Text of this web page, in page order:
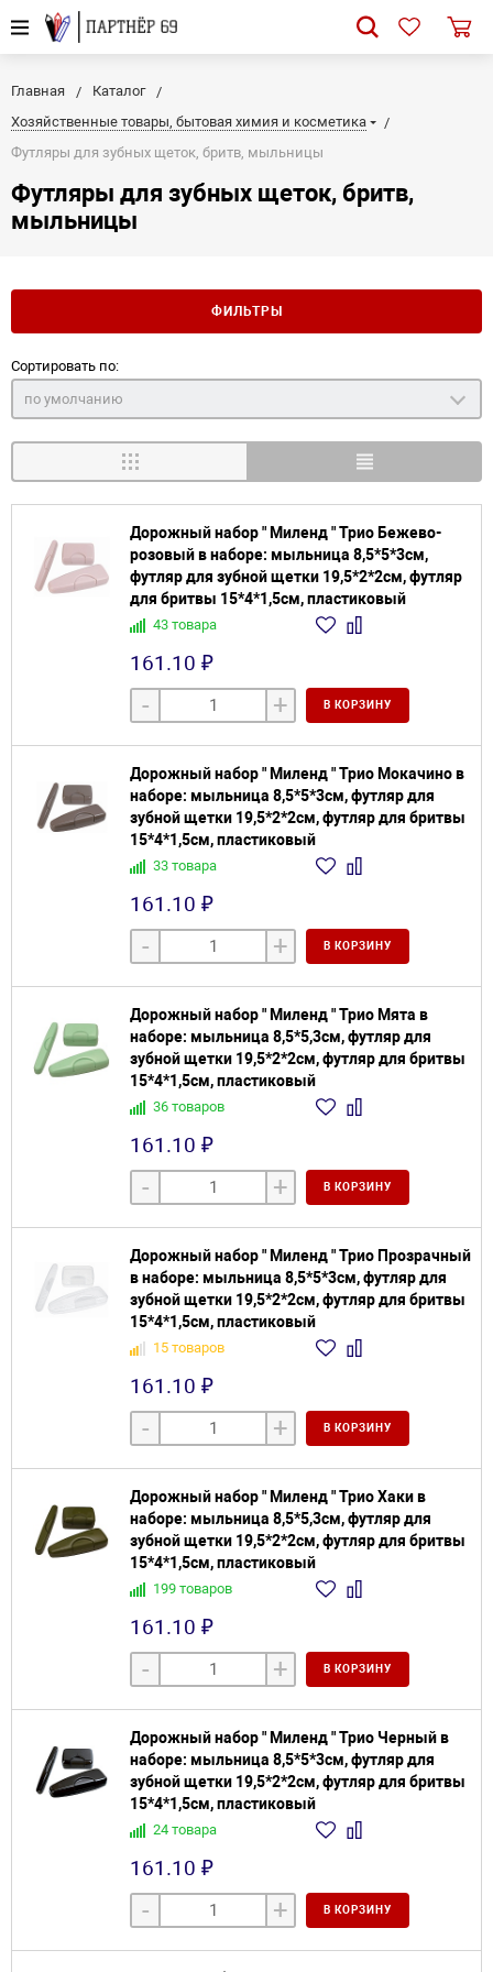
Главная
Каталог
Хозяйственные товары, бытовая химия и косметика
Футляры для зубных щеток, бритв, мыльницы
Футляры для зубных щеток, бритв,
мыльницы
ФИЛЬТРЫ
Сортировать по:
по умолчанию
Дорожный набор " Миленд " Трио Бежево-
розовый в наборе: мыльница 8,5*5*3см,
футляр для зубной щетки 19,5*2*2см, футляр
для бритвы 15*4*1,5см, пластиковый
43 товара
161.10 ₽
- + В КОРЗИНУ
Дорожный набор " Миленд " Трио Мокачино в
наборе: мыльница 8,5*5*3см, футляр для
зубной щетки 19,5*2*2см, футляр для бритвы
15*4*1,5см, пластиковый
33 товара
161.10 ₽
- + В КОРЗИНУ
Дорожный набор " Миленд " Трио Мята в
наборе: мыльница 8,5*5,3см, футляр для
зубной щетки 19,5*2*2см, футляр для бритвы
15*4*1,5см, пластиковый
36 товаров
161.10 ₽
- + В КОРЗИНУ
Дорожный набор " Миленд " Трио Прозрачный
в наборе: мыльница 8,5*5*3см, футляр для
зубной щетки 19,5*2*2см, футляр для бритвы
15*4*1,5см, пластиковый
15 товаров
161.10 ₽
- + В КОРЗИНУ
Дорожный набор " Миленд " Трио Хаки в
наборе: мыльница 8,5*5,3см, футляр для
зубной щетки 19,5*2*2см, футляр для бритвы
15*4*1,5см, пластиковый
199 товаров
161.10 ₽
- + В КОРЗИНУ
Дорожный набор " Миленд " Трио Черный в
наборе: мыльница 8,5*5*3см, футляр для
зубной щетки 19,5*2*2см, футляр для бритвы
15*4*1,5см, пластиковый
24 товара
161.10 ₽
- + В КОРЗИНУ